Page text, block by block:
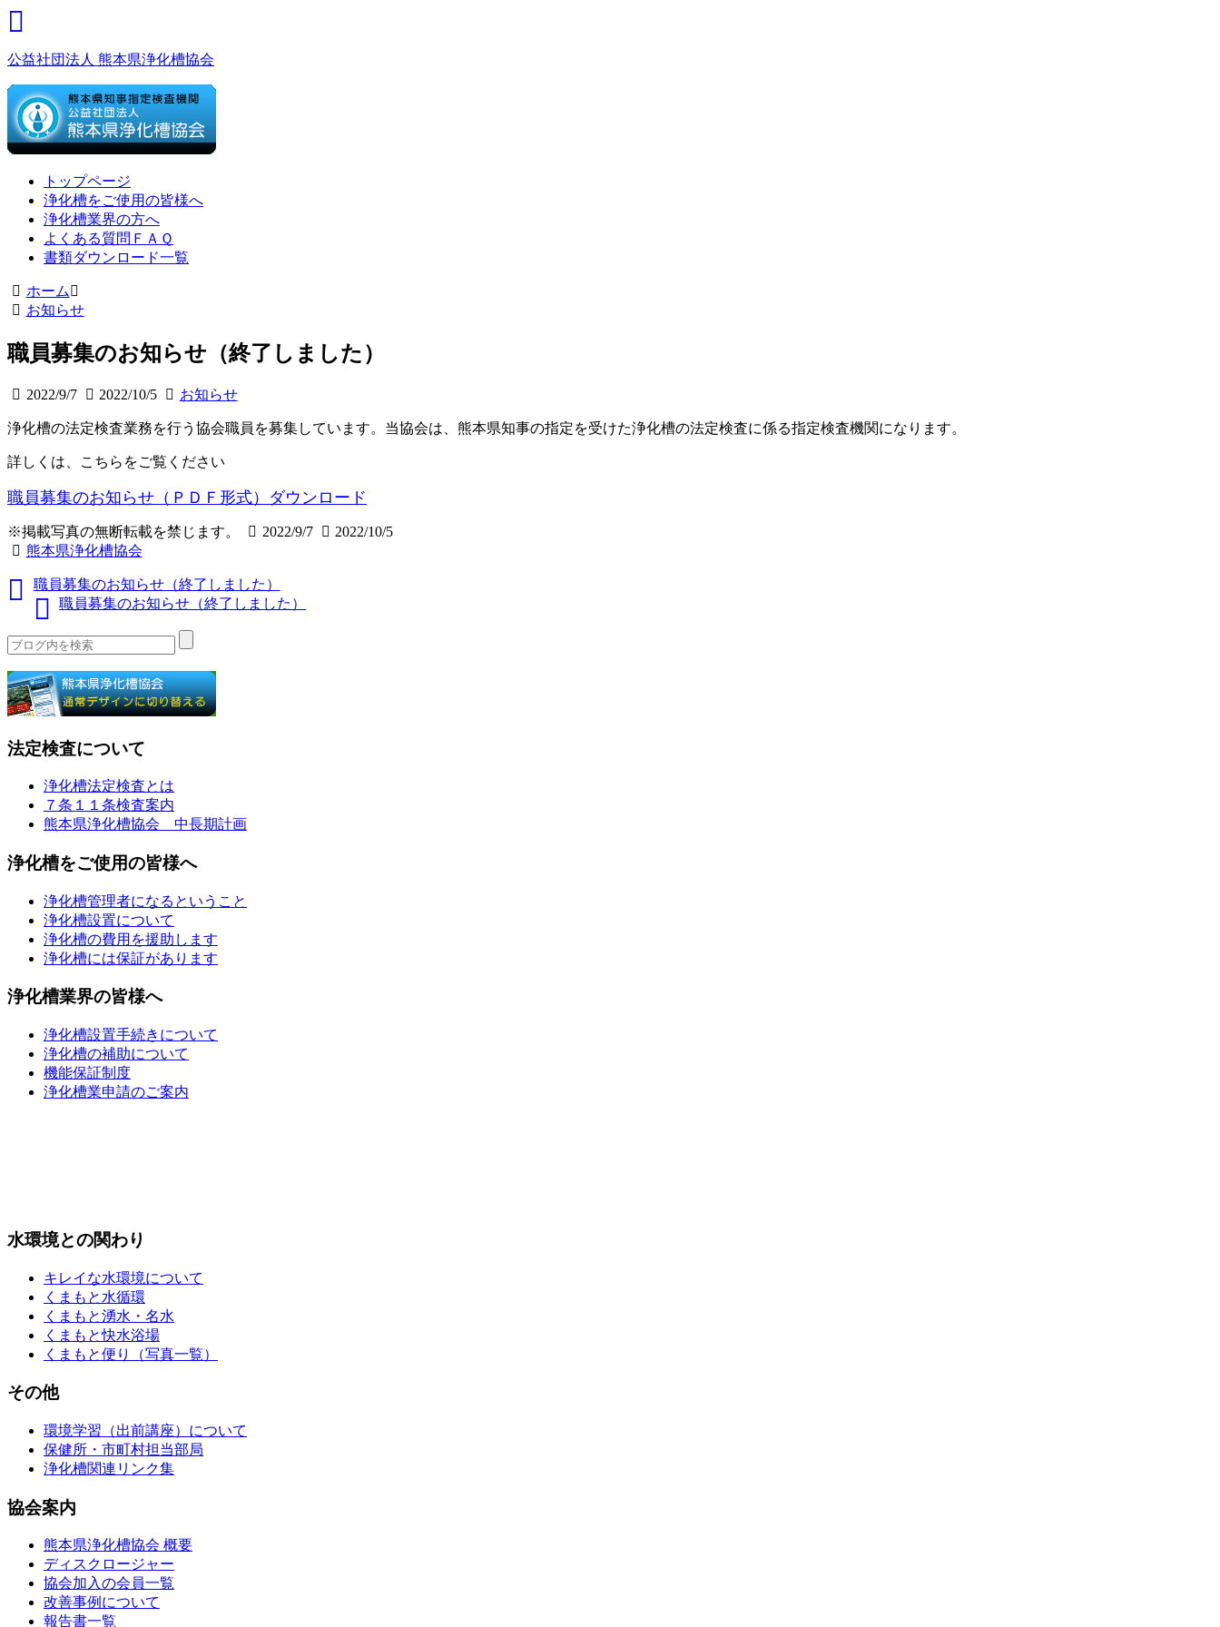
公益社団法人 熊本県浄化槽協会
トップページ
浄化槽をご使用の皆様へ
浄化槽業界の方へ
よくある質問ＦＡＱ
書類ダウンロード一覧
ホーム
お知らせ
職員募集のお知らせ（終了しました）
2022/9/7 2022/10/5 お知らせ
浄化槽の法定検査業務を行う協会職員を募集しています。当協会は、熊本県知事の指定を受けた浄化槽の法定検査に係る指定検査機関になります。
詳しくは、こちらをご覧ください
職員募集のお知らせ（ＰＤＦ形式） ダウンロード
※掲載写真の無断転載を禁じます。 2022/9/7
2022/10/5
熊本県浄化槽協会
職員募集のお知らせ（終了しました）
職員募集のお知らせ（終了しました）
法定検査について
浄化槽法定検査とは
７条１１条検査案内
熊本県浄化槽協会 中長期計画
浄化槽をご使用の皆様へ
浄化槽管理者になるということ
浄化槽設置について
浄化槽の費用を援助します
浄化槽には保証があります
浄化槽業界の皆様へ
浄化槽設置手続きについて
浄化槽の補助について
機能保証制度
浄化槽業申請のご案内
水環境との関わり
キレイな水環境について
くまもと水循環
くまもと湧水・名水
くまもと快水浴場
くまもと便り（写真一覧）
その他
環境学習（出前講座）について
保健所・市町村担当部局
浄化槽関連リンク集
協会案内
熊本県浄化槽協会 概要
ディスクロージャー
協会加入の会員一覧
改善事例について
報告書一覧